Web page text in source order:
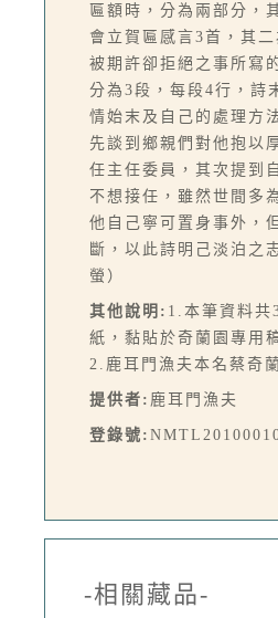
匾額時，分為兩部分，
會立賀匾感言3首，其
被期許卻拒絕之事所寫
分為3段，每段4行，詩
情始末及自己的處理方
先談到鄉親們對他抱以
任主任委員，其次提到
不想接任，雖然世間多
他自己寧可置身事外，
斷，以此詩明己淡泊之
螢）
其他說明: 1.本筆資料共
紙，黏貼於奇蘭園專用
2.鹿耳門漁夫本名蔡奇蘭
提供者: 鹿耳門漁夫
登錄號:
-相關藏品-